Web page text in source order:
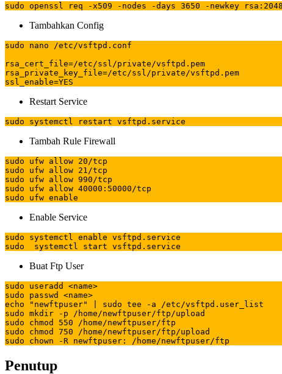
sudo openssl req -x509 -nodes -days 3650 -newkey
Tambahkan Config
sudo nano /etc/vsftpd.conf
rsa_cert_file=/etc/ssl/private/vsftpd.pem
rsa_private_key_file=/etc/ssl/private/vsftpd.pem
ssl_enable=YES
Restart Service
sudo systemctl restart vsftpd.service
Tambah Rule Firewall
sudo ufw allow 20/tcp
sudo ufw allow 21/tcp
sudo ufw allow 990/tcp
sudo ufw allow 40000:50000/tcp
sudo ufw enable
Enable Service
sudo systemctl enable vsftpd.service
sudo  systemctl start vsftpd.service
Buat Ftp User
sudo useradd <name>
sudo passwd <name>
echo "newftpuser" | sudo tee -a /etc/vsftpd.user_list
sudo mkdir -p /home/newftpuser/ftp/upload
sudo chmod 550 /home/newftpuser/ftp
sudo chmod 750 /home/newftpuser/ftp/upload
sudo chown -R newftpuser: /home/newftpuser/ftp
Penutup